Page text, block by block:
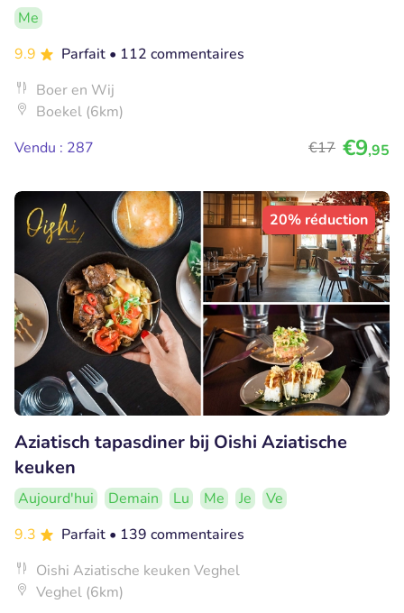
Me
9.9
Parfait • 112 commentaires
Boer en Wij
Boekel (6km)
Vendu : 287
€17 €9,95
20% réduction
Aziatisch tapasdiner bij Oishi Aziatische
keuken
Aujourd'hui Demain Lu Me Je
Ve
9.3
Parfait • 139 commentaires
Oishi Aziatische keuken Veghel
Veghel (6km)